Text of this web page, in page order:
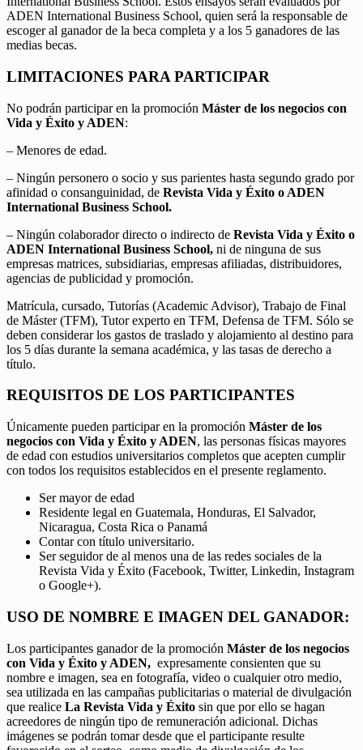
ADEN International Business School, quien será la responsable de
escoger al ganador de la beca completa y a los 5 ganadores de las
medias becas.
LIMITACIONES PARA PARTICIPAR
No podrán participar en la promoción Máster de los negocios con
Vida y Éxito y ADEN:
– Menores de edad.
– Ningún personero o socio y sus parientes hasta segundo grado por
afinidad o consanguinidad, de Revista Vida y Éxito o ADEN
International Business School.
– Ningún colaborador directo o indirecto de Revista Vida y Éxito o
ADEN International Business School, ni de ninguna de sus
empresas matrices, subsidiarias, empresas afiliadas, distribuidores,
agencias de publicidad y promoción.
Matrícula, cursado, Tutorías (Academic Advisor), Trabajo de Final
de Máster (TFM), Tutor experto en TFM, Defensa de TFM. Sólo se
deben considerar los gastos de traslado y alojamiento al destino para
los 5 días durante la semana académica, y las tasas de derecho a
título.
REQUISITOS DE LOS PARTICIPANTES
Únicamente pueden participar en la promoción Máster de los
negocios con Vida y Éxito y ADEN, las personas físicas mayores
de edad con estudios universitarios completos que acepten cumplir
con todos los requisitos establecidos en el presente reglamento.
Ser mayor de edad
Residente legal en Guatemala, Honduras, El Salvador,
Nicaragua, Costa Rica o Panamá
Contar con título universitario.
Ser seguidor de al menos una de las redes sociales de la
Revista Vida y Éxito (Facebook, Twitter, Linkedin, Instagram
o Google+).
USO DE NOMBRE E IMAGEN DEL GANADOR:
Los participantes ganador de la promoción Máster de los negocios
con Vida y Éxito y ADEN, expresamente consienten que su
nombre e imagen, sea en fotografía, video o cualquier otro medio,
sea utilizada en las campañas publicitarias o material de divulgación
que realice La Revista Vida y Éxito sin que por ello se hagan
acreedores de ningún tipo de remuneración adicional. Dichas
imágenes se podrán tomar desde que el participante resulte